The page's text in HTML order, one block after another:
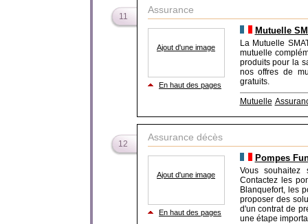
11
Assurance
Ajout d'une image
En haut des pages
Mutuelle
La Mutuelle
mutuelle
produits pour la
nos offres de
gratuits.
Mutuelle
12
Assurance décès
Ajout d'une image
En haut des pages
Pompes
Vous souhaitez
Contactez les
Blanquefort, les
proposer des
d'un contrat de
une étape